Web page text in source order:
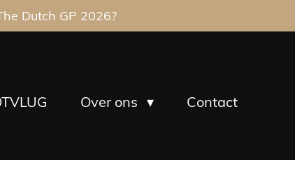
Dutch GP 2026?
Over ons Contact